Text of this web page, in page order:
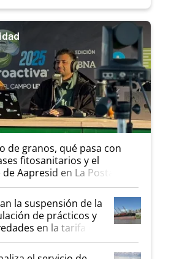
de granos, qué pasa con
fitosanitarios y el
Aapresid en La Posta
la suspensión de la
de prácticos y
en la tarifa de